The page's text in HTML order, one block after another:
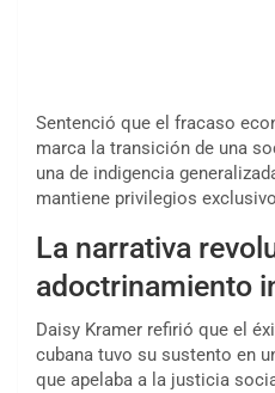
Sentenció que el fracaso
marca la transición de una
una de indigencia
mantiene privilegios
La narrativa
adoctrinamiento
Daisy Kramer refirió que el
cubana tuvo su sustento en
que apelaba a la justicia